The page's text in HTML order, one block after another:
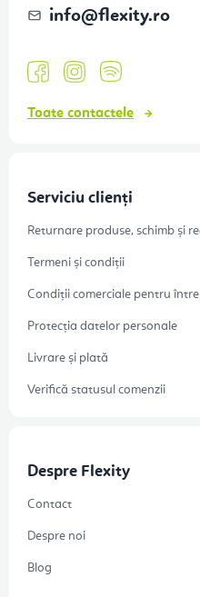
info@flexity.ro
Toate contactele
Serviciu clienți
Returnare produse, schimb și
Termeni și condiții
Condiții comerciale pentru
Protecția datelor personale
Livrare și plată
Verifică statusul comenzii
Despre Flexity
Contact
Despre noi
Blog